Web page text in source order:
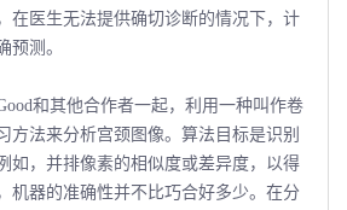
在医生无法提供确切诊断的情况下，计
预测。
和其他合作者一起，利用一种叫作卷
方法来分析宫颈图像。算法目标是识别
如，并排像素的相似度或差异度，以得
机器的准确性并不比巧合好多少。在分